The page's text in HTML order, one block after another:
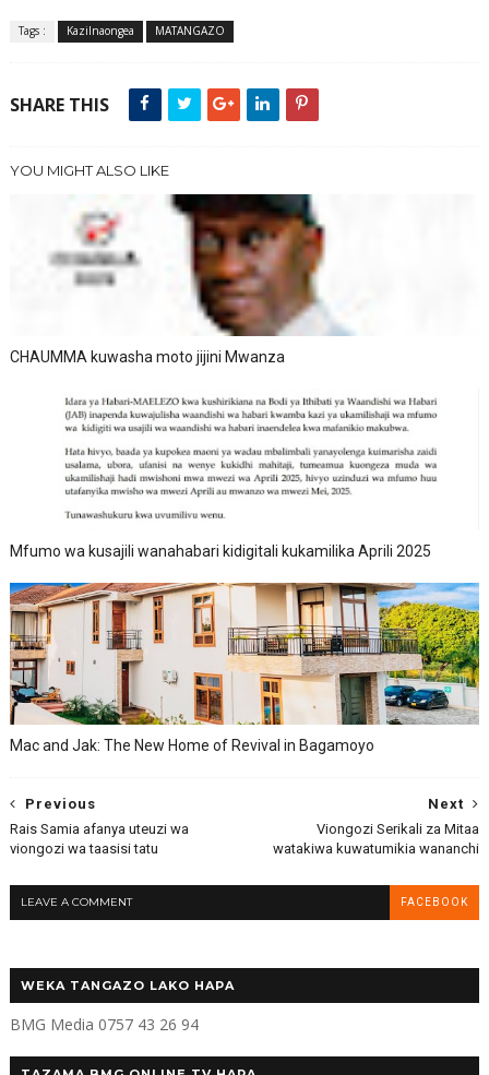
Tags : KaziInaongea MATANGAZO
SHARE THIS
YOU MIGHT ALSO LIKE
CHAUMMA kuwasha moto jijini Mwanza
Mfumo wa kusajili wanahabari kidigitali kukamilika Aprili 2025
Mac and Jak: The New Home of Revival in Bagamoyo
Next
Viongozi Serikali za Mitaa
watakiwa kuwatumikia wananchi
Previous
Rais Samia afanya uteuzi wa
viongozi wa taasisi tatu
LEAVE A COMMENT FACEBOOK
WEKA TANGAZO LAKO HAPA
BMG Media 0757 43 26 94